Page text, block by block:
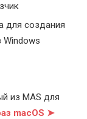
для создания
Windows
из MAS для
macOS ➤